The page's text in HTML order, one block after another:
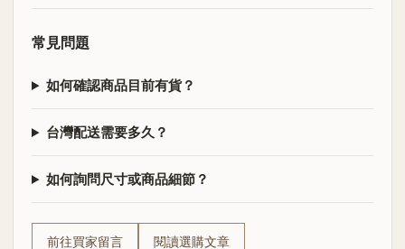
常見問題
如何確認商品目前有貨？
台灣配送需要多久？
如何詢問尺寸或商品細節？
前往買家留言 閱讀選購文章